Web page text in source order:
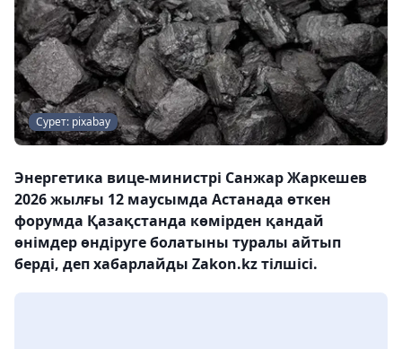
Сурет: pixabay
Энергетика вице-министрі Санжар Жаркешев
2026 жылғы 12 маусымда Астанада өткен
форумда Қазақстанда көмірден қандай
өнімдер өндіруге болатыны туралы айтып
берді, деп хабарлайды Zakon.kz тілшісі.